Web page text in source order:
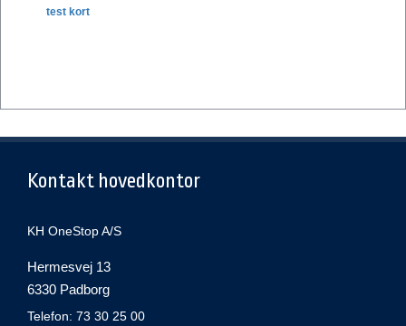
test kort
Kontakt hovedkontor
KH OneStop A/S
Hermesvej 13
6330 Padborg
Telefon: 73 30 25 00